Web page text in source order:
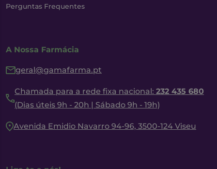
Perguntas Frequentes
A Nossa Farmácia
geral@gamafarma.pt
Chamada para a rede fixa nacional: 232 435 680
(Dias úteis 9h - 20h | Sábado 9h - 19h)
Avenida Emidio Navarro 94-96, 3500-124 Viseu